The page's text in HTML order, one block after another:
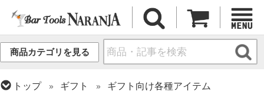
商品カテゴリを見る
トップ ギフト
ギフト向け各種アイテム